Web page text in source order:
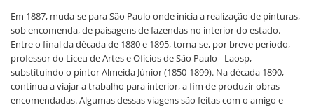
Em 1887, muda-se para São Paulo onde inicia a realização de pinturas,
sob encomenda, de paisagens de fazendas no interior do estado.
Entre o final da década de 1880 e 1895, torna-se, por breve período,
professor do Liceu de Artes e Ofícios de São Paulo - Laosp,
substituindo o pintor Almeida Júnior (1850-1899). Na década 1890,
continua a viajar a trabalho para interior, a fim de produzir obras
encomendadas. Algumas dessas viagens são feitas com o amigo e